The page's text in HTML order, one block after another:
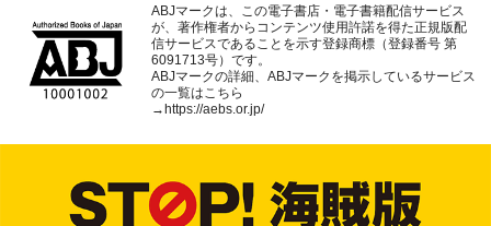
ABJマークは、この電子書店・電子書籍配信サービス
が、著作権者からコンテンツ使用許諾を得た正規版配
信サービスであることを示す登録商標（登録番号 第
6091713号）です。
ABJマークの詳細、ABJマークを掲示しているサービス
の一覧はこちら
→https://aebs.or.jp/